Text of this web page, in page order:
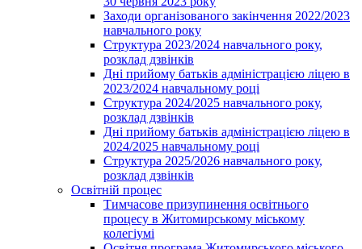
Заходи організованого закінчення 2022/2023
навчального року
Структура 2023/2024 навчального року,
розклад дзвінків
Дні прийому батьків адміністрацією ліцею в
2023/2024 навчальному році
Структура 2024/2025 навчального року,
розклад дзвінків
Дні прийому батьків адміністрацією ліцею в
2024/2025 навчальному році
Структура 2025/2026 навчального року,
розклад дзвінків
Освітній процес
Тимчасове призупинення освітнього
процесу в Житомирському міському
колегіумі